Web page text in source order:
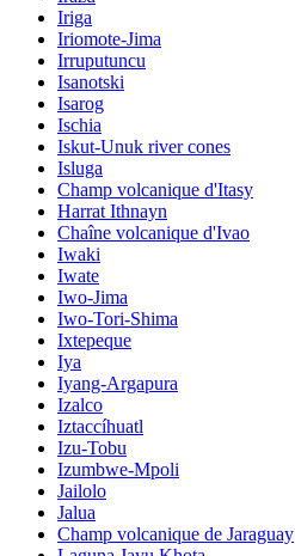
Iriga
Iriomote-Jima
Irruputuncu
Isanotski
Isarog
Ischia
Iskut-Unuk river cones
Isluga
Champ volcanique d'Itasy
Harrat Ithnayn
Chaîne volcanique d'Ivao
Iwaki
Iwate
Iwo-Jima
Iwo-Tori-Shima
Ixtepeque
Iya
Iyang-Argapura
Izalco
Iztaccíhuatl
Izu-Tobu
Izumbwe-Mpoli
Jailolo
Jalua
Champ volcanique de Jaraguay